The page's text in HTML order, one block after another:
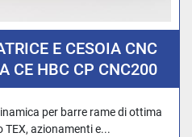
E CESOIA CNC
CE HBC CP CNC200
per barre rame di ottima
TEX, azionamenti e...